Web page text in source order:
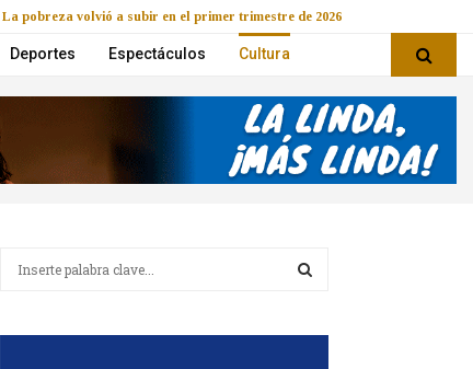
La pobreza volvió a subir en el primer trimestre de 2026
Deportes Espectáculos Cultura